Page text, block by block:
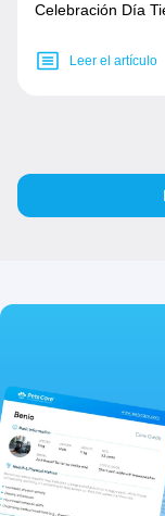
Celebración Día
Leer el artículo